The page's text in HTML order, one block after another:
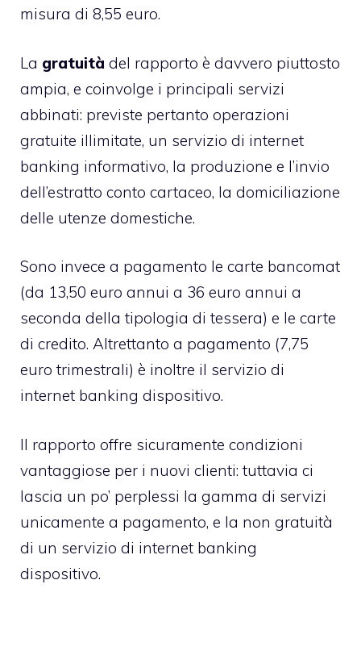
misura di 8,55 euro.
La gratuità del rapporto è davvero piuttosto
ampia, e coinvolge i principali servizi
abbinati: previste pertanto operazioni
gratuite illimitate, un servizio di internet
banking informativo, la produzione e l’invio
dell’estratto conto cartaceo, la domiciliazione
delle utenze domestiche.
Sono invece a pagamento le carte bancomat
(da 13,50 euro annui a 36 euro annui a
seconda della tipologia di tessera) e le carte
di credito. Altrettanto a pagamento (7,75
euro trimestrali) è inoltre il servizio di
internet banking dispositivo.
Il rapporto offre sicuramente condizioni
vantaggiose per i nuovi clienti: tuttavia ci
lascia un po’ perplessi la gamma di servizi
unicamente a pagamento, e la non gratuità
di un servizio di internet banking
dispositivo.